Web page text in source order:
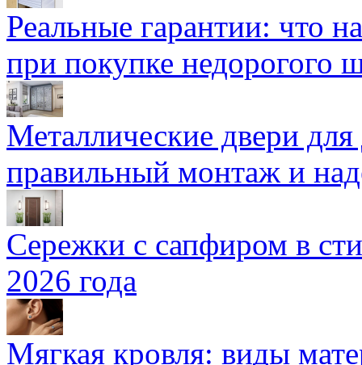
Реальные гарантии: что
при покупке недорогого
Металлические двери
правильный монтаж и
Сережки с сапфиром в
2026 года
Мягкая кровля: виды